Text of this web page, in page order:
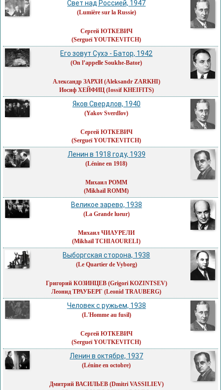
Свет над Россией, 1947
(Lumière sur la Russie)
Сергей ЮТКЕВИЧ
(Sergueï YOUTKEVITCH)
Его зовут Сухэ - Батор, 1942
(On l’appelle Soukhe-Bator)
Александр ЗАРХИ(Aleksandr ZARKHI)
Иосиф ХЕЙФИЦ(Iossif KHEIFITS)
Яков Свердлов, 1940
(Yakov Sverdlov)
Сергей ЮТКЕВИЧ
(Sergueï YOUTKEVITCH)
Ленин в 1918 году, 1939
(Lénine en 1918)
Михаил РОММ
(Mikhaïl ROMM)
Великое зарево, 1938
(La Grande lueur)
Михаил ЧИАУРЕЛИ
(Mikhaïl TCHIAOURELI)
Выборгская сторона, 1938
(Le Quartier de Vyborg)
Григорий КОЗИНЦЕВ(Grigori KOZINTSEV)
Леонид ТРАУБЕРГ (Leonid TRAUBERG)
Человек с ружьем, 1938
(L'Homme au fusil)
Сергей ЮТКЕВИЧ
(Sergueï YOUTKEVITCH)
Ленин в октябре, 1937
(Lénine en octobre)
Дмитрий ВАСИЛЬЕВ(Dmitri VASSILIEV)